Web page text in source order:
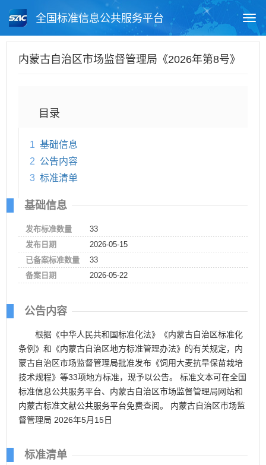
全国标准信息公共服务平台
内蒙古自治区市场监督管理局《2026年第8号》
目录
1 基础信息
2 公告内容
3 标准清单
基础信息
发布标准数量
33
发布日期
2026-05-15
已备案标准数量
33
备案日期
2026-05-22
公告内容
根据《中华人民共和国标准化法》《内蒙古自治区标准化
条例》和《内蒙古自治区地方标准管理办法》的有关规定，内
蒙古自治区市场监督管理局批准发布《饲用大麦抗旱保苗栽培
技术规程》等33项地方标准，现予以公告。 标准文本可在全国
标准信息公共服务平台、内蒙古自治区市场监督管理局网站和
内蒙古标准文献公共服务平台免费查阅。 内蒙古自治区市场监
督管理局 2026年5月15日
标准清单